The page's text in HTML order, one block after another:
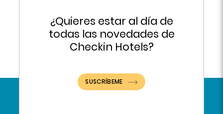
¿Quieres estar al día de
todas las novedades de
Checkin Hotels?
SUSCRÍBEME